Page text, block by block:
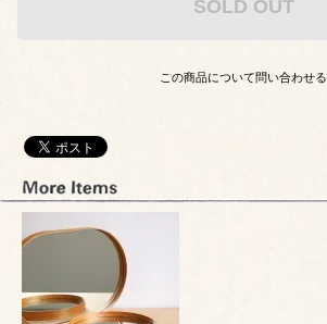
SOLD OUT
この商品について問い合わせる